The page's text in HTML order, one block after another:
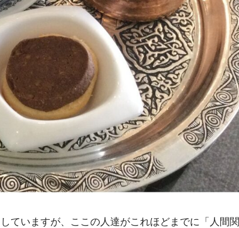
ていますが、ここの人達がこれほどまでに「人間関